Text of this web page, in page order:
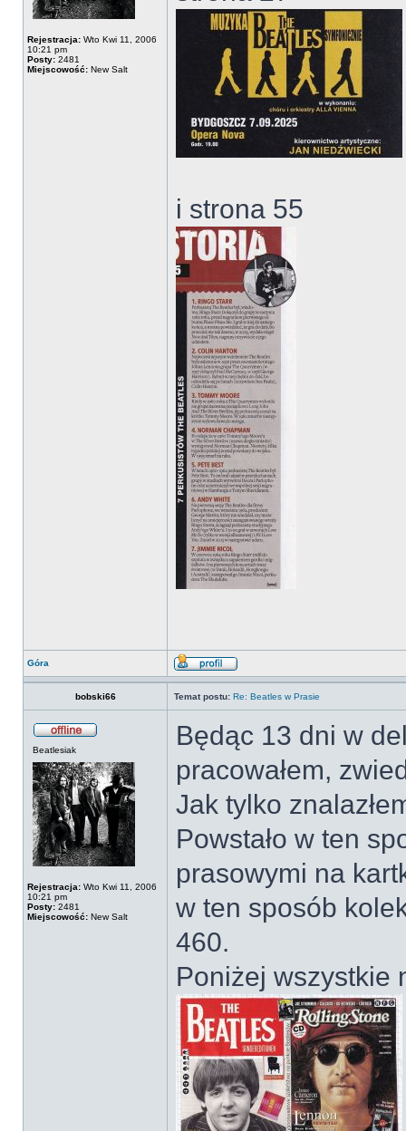
Rejestracja: Wto Kwi 11, 2006
10:21 pm
Posty: 2481
Miejscowość: New Salt
i strona 55
Góra
bobski66 Temat postu: Re: Beatles w Prasie
Beatlesiak
Rejestracja: Wto Kwi 11, 2006
10:21 pm
Posty: 2481
Miejscowość: New Salt
Będąc 13 dni w
pracowałem,
Jak tylko
Powstało w ten
prasowymi na
w ten sposób
460.
Poniżej wszystkie